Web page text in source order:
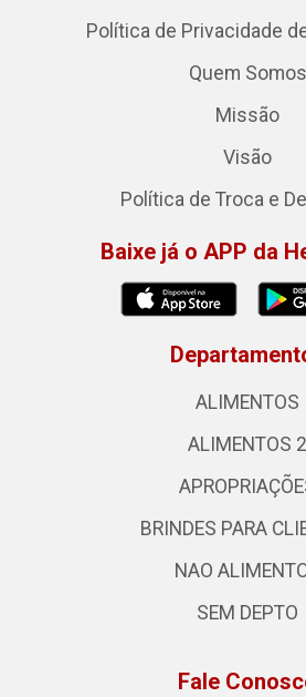
Política de Privacidade
Quem Somos
Missão
Visão
Política de Troca e
Baixe já o APP da
ALIMENTOS
ALIMENTOS 2
BRINDES PARA
NAO
SEM DEPTO
Fale